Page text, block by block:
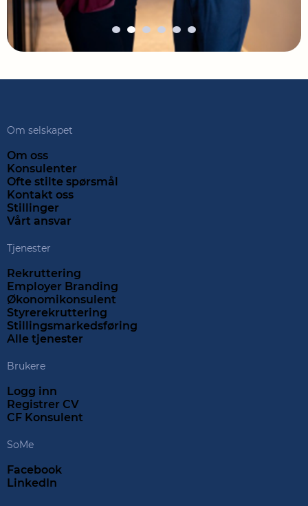
Om selskapet
Om oss
Konsulenter
Ofte stilte spørsmål
Kontakt oss
Stillinger
Vårt ansvar
Tjenester
Rekruttering
Employer Branding
Økonomikonsulent
Styrerekruttering
Stillingsmarkedsføring
Alle tjenester
Brukere
Logg inn
Registrer CV
CF Konsulent
SoMe
Facebook
LinkedIn